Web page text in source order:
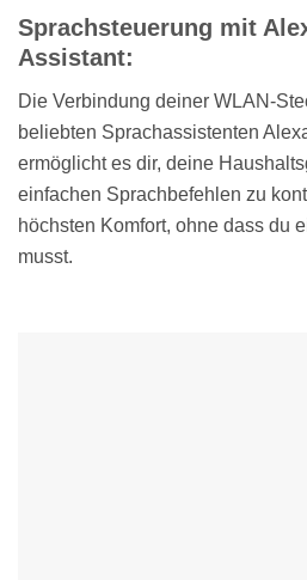
Sprachsteuerung mit
Assistant:
Die Verbindung deiner WLAN-
beliebten Sprachassistenten
ermöglicht es dir, deine
einfachen Sprachbefehlen zu
höchsten Komfort, ohne dass du
musst.